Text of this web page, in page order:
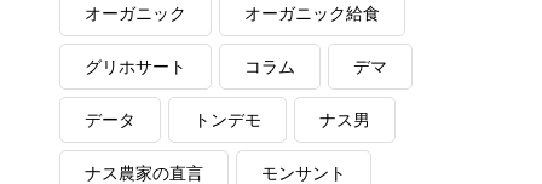
オーガニック オーガニック給食
グリホサート コラム デマ
データ トンデモ ナス男
ナス農家の直言 モンサント